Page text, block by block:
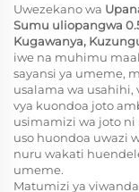
Uwezekano wa
Sumu uliopangwa
Kugawanya,
iwe na muhimu
sayansi ya umeme,
usalama wa
vya kuondoa joto
usimamizi wa joto
uso huondoa uwazi
nuru wakati
umeme.
Matumizi ya